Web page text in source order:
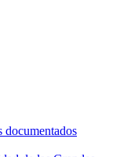
documentados